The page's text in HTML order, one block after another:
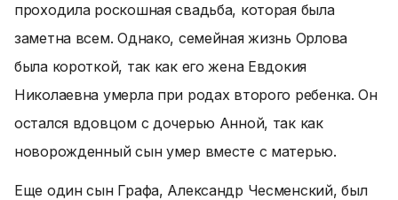
проходила роскошная свадьба, которая была
заметна всем. Однако, семейная жизнь Орлова
была короткой, так как его жена Евдокия
Николаевна умерла при родах второго ребенка. Он
остался вдовцом с дочерью Анной, так как
новорожденный сын умер вместе с матерью.
Еще один сын Графа, Александр Чесменский, был